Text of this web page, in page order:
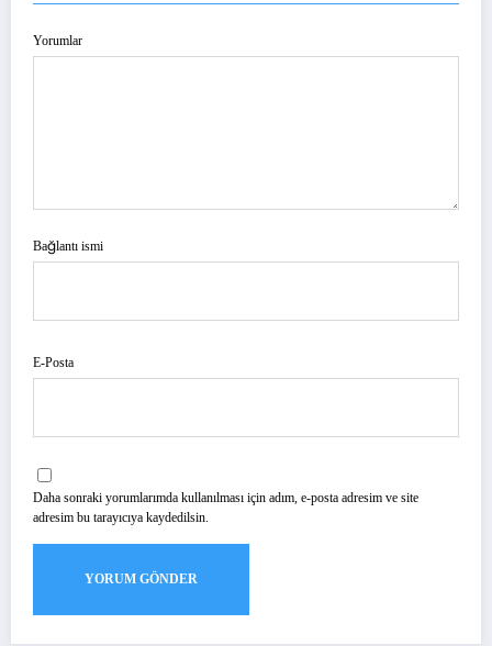
Yorumlar
Bağlantı ismi
E-Posta
Daha sonraki yorumlarımda kullanılması için adım, e-posta adresim ve site
adresim bu tarayıcıya kaydedilsin.